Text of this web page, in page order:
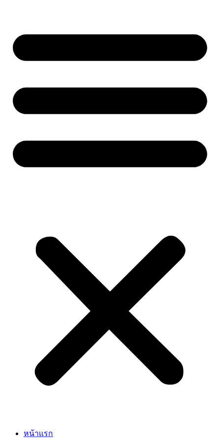
หน้าแรก